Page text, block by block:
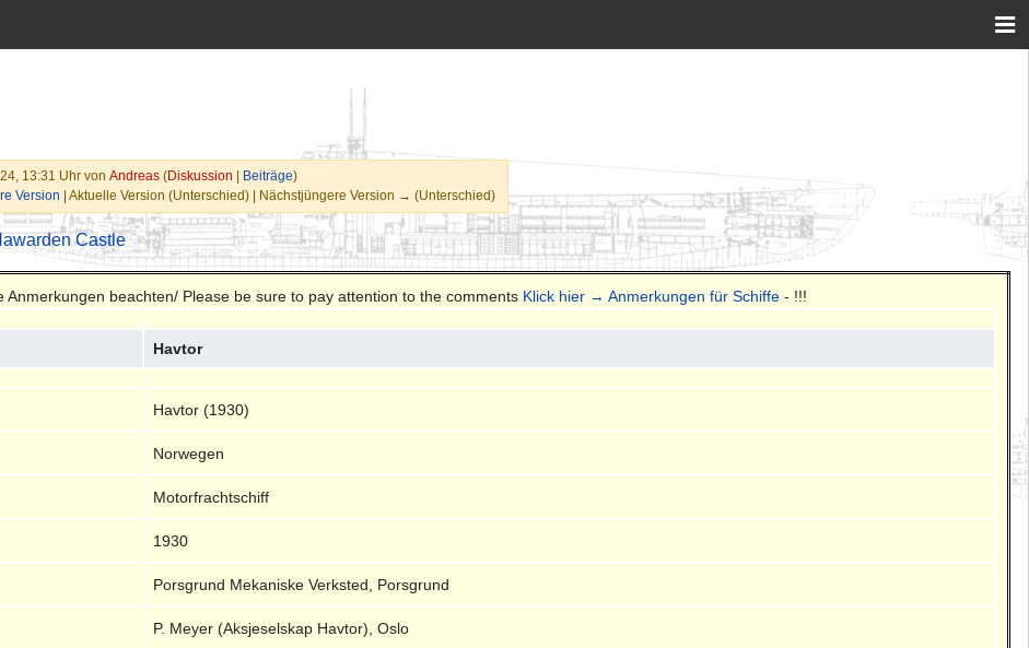
13:31 Uhr von Andreas (Diskussion Beiträge)
Version | Aktuelle Version (Unterschied) | Nächstjüngere Version → (Unterschied)
Castle
Anmerkungen beachten/ Please be sure to pay attention to the comments Klick hier → Anmerkungen für Schiffe - !!!
Havtor
Havtor (1930)
Norwegen
Motorfrachtschiff
1930
Porsgrund Mekaniske Verksted, Porsgrund
P. Meyer (Aksjeselskap Havtor), Oslo